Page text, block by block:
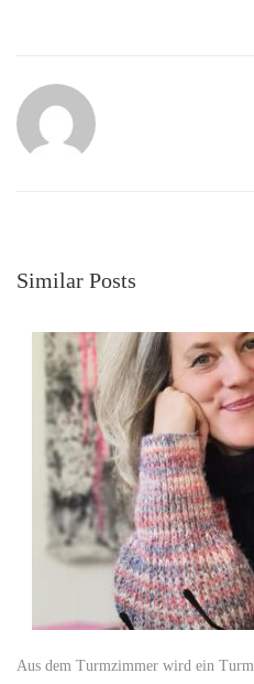
Similar Posts
Aus dem Turmzimmer wird ein Turm